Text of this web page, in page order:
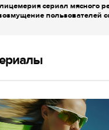
сериал мясного
пользователей